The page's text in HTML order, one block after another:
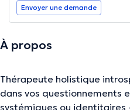
Envoyer une demande
À propos
Thérapeute holistique
dans vos questionnements
systémiques ou identitaires